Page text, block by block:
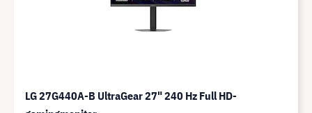
LG 27G440A-B UltraGear 27" 240 Hz Full HD-